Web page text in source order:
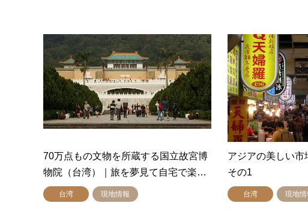
70万点もの文物を所蔵する国立故宮博
物院（台湾）｜旅を夢見て自宅で楽…
台湾 現地情報
アジアの美しい
その1
台湾 現地情